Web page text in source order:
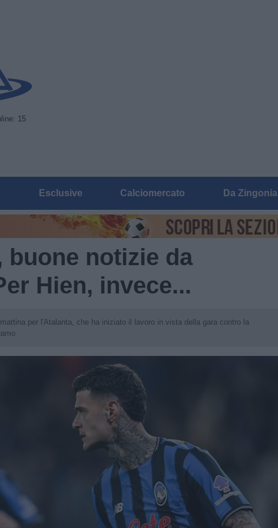
15
Esclusive Calciomercato Da Zingonia
buone notizie da
Hien, invece...
per l'Atalanta, che ha iniziato il lavoro in vista della gara contro la